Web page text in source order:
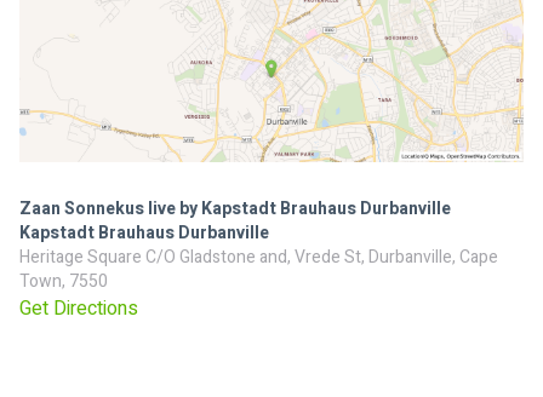
Zaan Sonnekus live by Kapstadt Brauhaus Durbanville
Kapstadt Brauhaus Durbanville
Heritage Square C/O Gladstone and, Vrede St, Durbanville, Cape
Town, 7550
Get Directions